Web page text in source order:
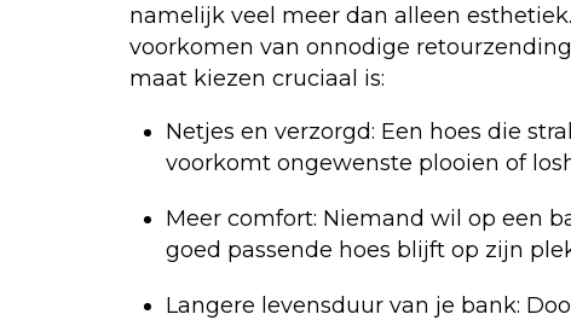
namelijk veel meer dan alleen
voorkomen van onnodige
maat kiezen cruciaal is:
Netjes en verzorgd: Een hoes die
voorkomt ongewenste plooien of
Meer comfort: Niemand wil op een
goed passende hoes blijft op zijn
Langere levensduur van je bank: